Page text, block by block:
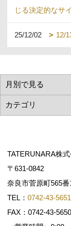
じる決定的なサイ
25/12/02 12/
TATERUNARA株
〒631-0842
奈良市菅原町565
TEL： 0742-43-5651
FAX：0742-43-5650